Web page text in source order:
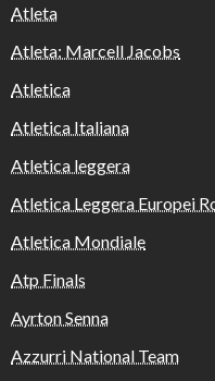
Atleta
Atleta: Marcell Jacobs
Atletica
Atletica Italiana
Atletica leggera
Atletica Leggera Europei
Atletica Mondiale
Atp Finals
Ayrton Senna
Azzurri National Team